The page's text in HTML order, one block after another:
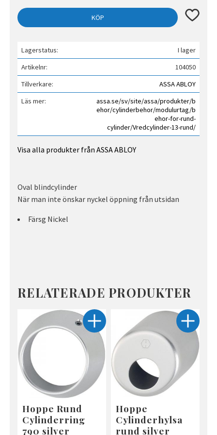
KÖP Lägg till
Lagerstatus
I lager
Artikelnr
104050
Tillverkare
ASSA ABLOY
Läs mer
assa.se/sv/site/assa/produkter/b
ehor/cylinderbehor/modulurtag/b
ehor-for-rund-
cylinder/Vredcylinder-13-rund/
Visa alla produkter från ASSA ABLOY
Oval blindcylinder
När man inte önskar nyckel öppning från utsidan
Färsg Nickel
RELATERADE PRODUKTER
Hoppe Rund
Cylinderring
790 silver
Hoppe
Cylinderhylsa
rund silver